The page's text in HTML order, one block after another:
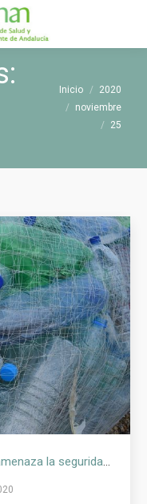
Estás aquí:
Inicio
2020
noviembre
25